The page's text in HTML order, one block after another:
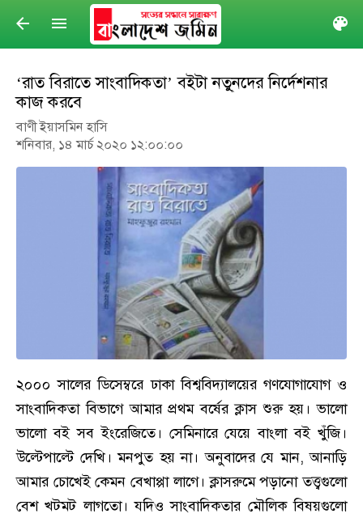
arrow_back menu
‘রাত বিরাতে সাংবাদিকতা’ বইটা নতু্নদের নির্দেশনার
কাজ করবে
বাণী ইয়াসমিন হাসি
শনিবার, ১৪ মার্চ ২০২০ ১২:০০:০০
২০০০ সালের ডিসেম্বরে ঢাকা বিশ্ববিদ্যালয়ের গণযোগাযোগ ও
সাংবাদিকতা বিভাগে আমার প্রথম বর্ষের ক্লাস শুরু হয়। ভালো
ভালো বই সব ইংরেজিতে। সেমিনারে যেয়ে বাংলা বই খুঁজি।
উল্টেপাল্টে দেখি। মনপুত হয় না। অনুবাদের যে মান, আনাড়ি
আমার চোখেই কেমন বেখাপ্পা লাগে। ক্লাসরুমে পড়ানো তত্ত্বগুলো
বেশ খটমট লাগতো। যদিও সাংবাদিকতার মৌলিক বিষয়গুলো